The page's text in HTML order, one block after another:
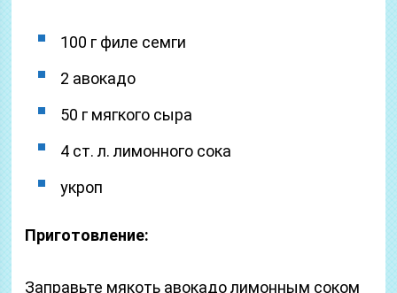
100 г филе семги
2 авокадо
50 г мягкого сыра
4 ст. л. лимонного сока
укроп
Приготовление:
Заправьте мякоть авокадо лимонным соком